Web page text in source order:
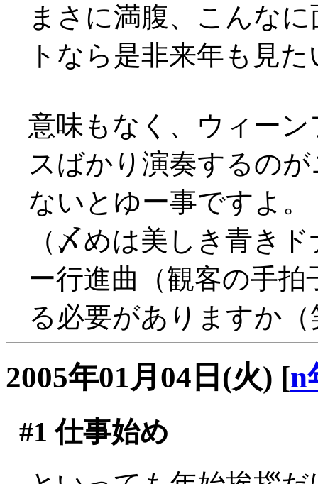
まさに満腹、こんな
トなら是非来年も見
意味もなく、ウィー
スばかり演奏するの
ないとゆー事ですよ。
（〆めは美しき青き
ー行進曲（観客の手
る必要がありますか（
2005年01月04日(火) [n
#1 仕事始め